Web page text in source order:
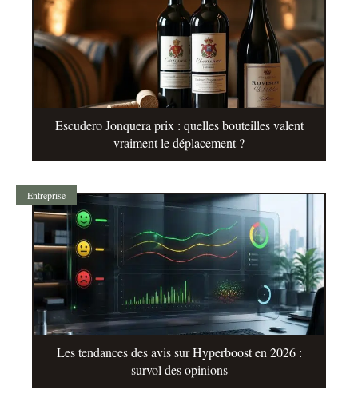
Escudero Jonquera prix : quelles bouteilles valent
vraiment le déplacement ?
Entreprise
Les tendances des avis sur Hyperboost en 2026 :
survol des opinions